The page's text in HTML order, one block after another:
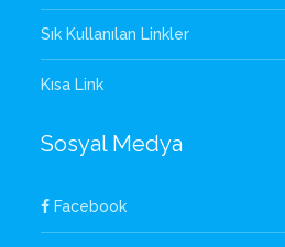
Sık Kullanılan Linkler
Kısa Link
Sosyal Medya
Facebook